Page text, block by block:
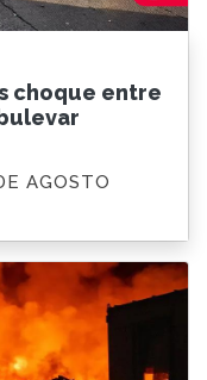
choque entre
AGOSTO